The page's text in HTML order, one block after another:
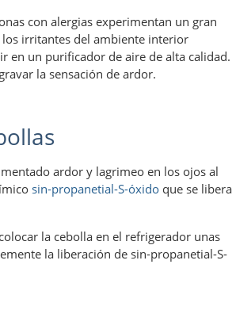
con alergias experimentan un gran
irritantes del ambiente interior
en un purificador de aire de alta calidad.
la sensación de ardor.
ardor y lagrimeo en los ojos al
sin-propanetial-S-óxido que se libera
la cebolla en el refrigerador unas
la liberación de sin-propanetial-S-